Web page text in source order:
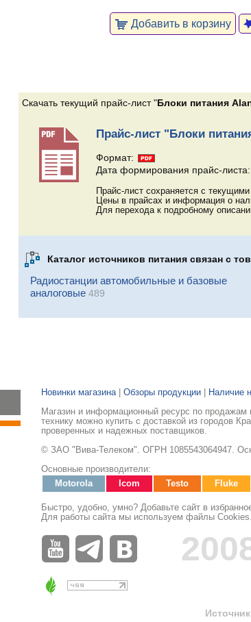
Добавить в корзину
Скачать текущий прайс-лист "Блоки питания
Прайс-лист "Блоки
Формат:
Дата формирования прайс-
Прайс-лист сохраняется с
Цены в прайсах и информация о
Для перехода к подробному
Каталог источников питания связан с
Радиостанции автомобильные и базовые
аналоговые489
Новинки магазина| Обзоры продукции Наличие
Магазин и информационный ресурс по продажам
технику можно купить с доставкой из городов
проверенных и надежных поставщиков.
© ЗАО "Вива-Телеком". ОГРН 1085543064947.
Основные производители:
Motorola
Icom Testo Fluke
Быстро, удобно, умно? Добавьте сайт в
Для работы сайта мы используем файлы Cookies.